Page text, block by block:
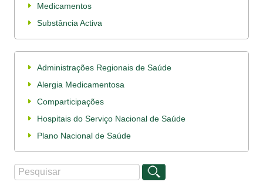
Medicamentos
Substância Activa
Administrações Regionais de Saúde
Alergia Medicamentosa
Comparticipações
Hospitais do Serviço Nacional de Saúde
Plano Nacional de Saúde
Formulário de procura
Procurar